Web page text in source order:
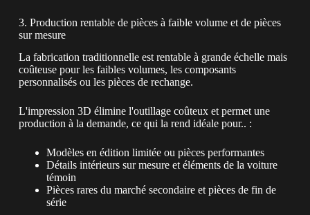
3. Production rentable de pièces à faible volume et de pièces
sur mesure
La fabrication traditionnelle est rentable à grande échelle mais
coûteuse pour les faibles volumes, les composants
personnalisés ou les pièces de rechange.
L'impression 3D élimine l'outillage coûteux et permet une
production à la demande, ce qui la rend idéale pour.. :
Modèles en édition limitée ou pièces performantes
Détails intérieurs sur mesure et éléments de la voiture
témoin
Pièces rares du marché secondaire et pièces de fin de
série